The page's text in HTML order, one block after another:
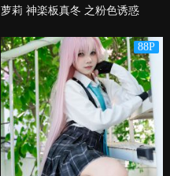
萝莉 神楽板真冬 之粉色诱惑
88P